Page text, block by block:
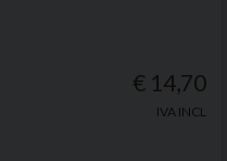
€ 14,70
IVA INCL